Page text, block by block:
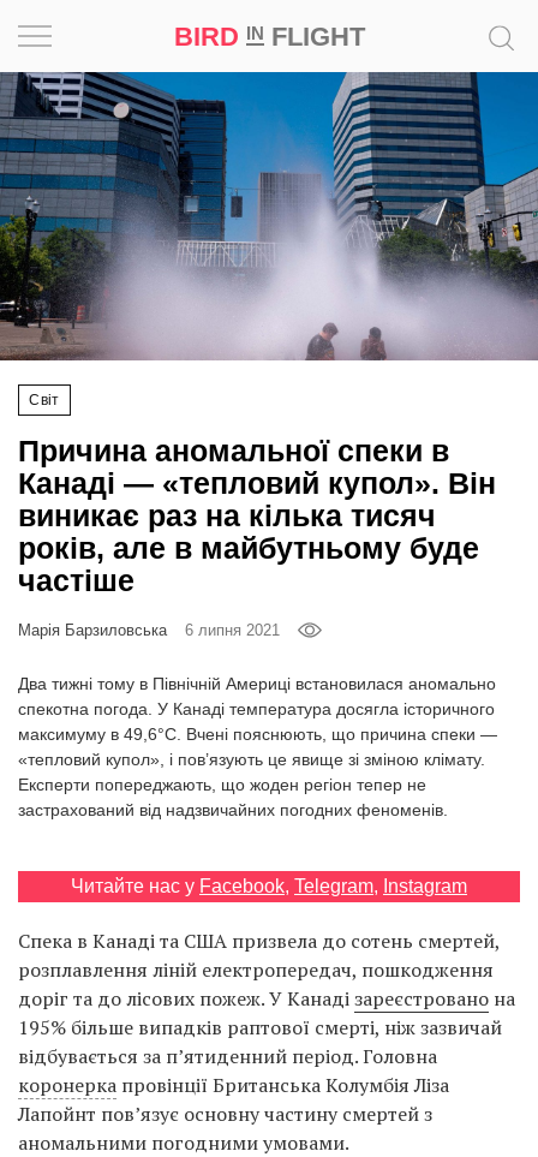
BIRD INFLIGHT
Світ
Причина аномальної спеки в
Канаді — «тепловий купол». Він
виникає раз на кілька тисяч
років, але в майбутньому буде
частіше
Марія Барзиловська 6 липня 2021
Два тижні тому в Північній Америці встановилася аномально
спекотна погода. У Канаді температура досягла історичного
максимуму в 49,6°C. Вчені пояснюють, що причина спеки —
«тепловий купол», і пов’язують це явище зі зміною клімату.
Експерти попереджають, що жоден регіон тепер не
застрахований від надзвичайних погодних феноменів.
Читайте нас у Facebook, Telegram, Instagram
Спека в Канаді та США призвела до сотень смертей,
розплавлення ліній електропередач, пошкодження
доріг та до лісових пожеж. У Канадізареєстровано на
195% більше випадків раптової смерті, ніж зазвичай
відбувається за п’ятиденний період. Головна
коронерка провінції Британська Колумбія Ліза
Лапойнт пов’язує основну частину смертей з
аномальними погодними умовами.